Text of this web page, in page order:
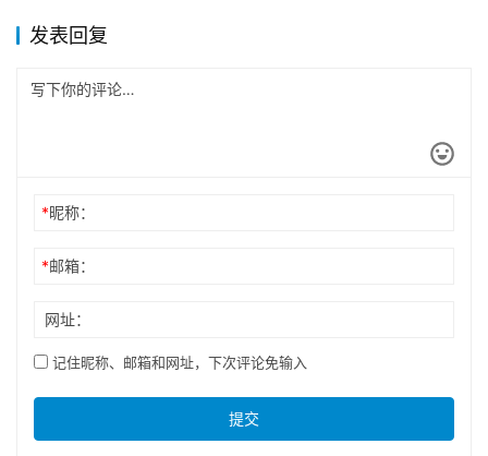
发表回复
*昵称：
*邮箱：
网址：
记住昵称、邮箱和网址，下次评论免输入
提交